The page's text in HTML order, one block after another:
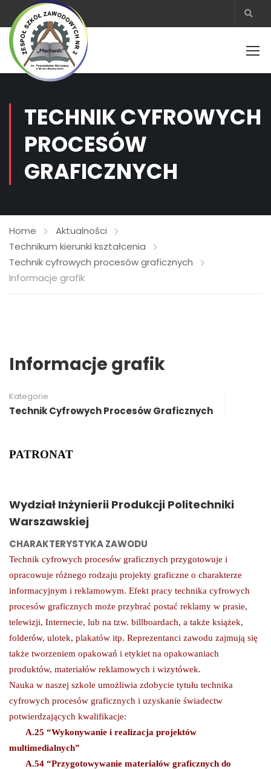
TECHNIK CYFROWYCH
PROCESÓW
GRAFICZNYCH
Home
Aktualności
Technikum kierunki kształcenia
Technik cyfrowych procesów graficznych
Informacje grafik
Informacje grafik
Kategorie
Technik Cyfrowych Procesów Graficznych
PATRONAT
Wydział Inżynierii Produkcji Politechniki
Warszawskiej
CHARAKTERYSTYKA ZAWODU
Technik cyfrowych procesów graficznych przygotowuje i
opracowuje różnego rodzaju projekty graficzne o charakterze
informacyjnym i reklamowym. Efekt pracy technika cyfrowych
procesów graficznych może przybrać postać reklamy w prasie,
telewizji, Internecie, lub na tzw. billboardach, a także książek,
folderów, ulotek, plakatów itp. Reprezentanci zawodu zajmują się
także tworzeniem opakowań i etykiet na opakowaniach
produktów, materiałów reklamowych i wizytówek.
Nauka w naszej szkole umożliwia zdobycie tytułu technika
cyfrowych procesów graficznych i uzyskanie świadectw
potwierdzających kwalifikacje:
A.25 “Wykonywanie i realizacja projektów
multimedialnych”
A.54 “Przygotowywanie materiałów graficznych do